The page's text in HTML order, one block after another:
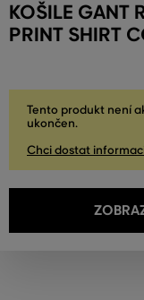
KOŠILE GANT
PRINT SHIRT
Tento produkt není
ukončen.
Chci dostat